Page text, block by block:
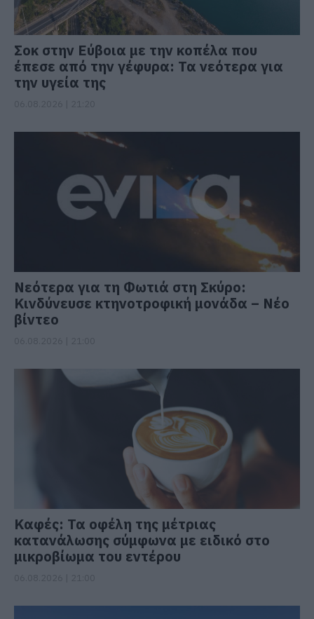
Σοκ στην Εύβοια με την κοπέλα που
έπεσε από την γέφυρα: Τα νεότερα για
την υγεία της
Νεότερα για τη Φωτιά στη Σκύρο:
Κινδύνευσε κτηνοτροφική μονάδα – Νέο
βίντεο
Καφές: Τα οφέλη της μέτριας
κατανάλωσης σύμφωνα με ειδικό στο
μικροβίωμα του εντέρου